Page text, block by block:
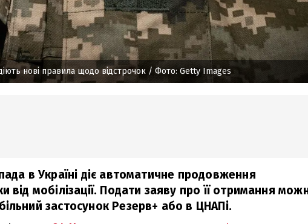
нові правила щодо відстрочок / Фото: Getty Images
в Україні діє автоматичне продовження
від мобілізації. Подати заяву про її отримання
застосунок Резерв+ або в ЦНАПі.